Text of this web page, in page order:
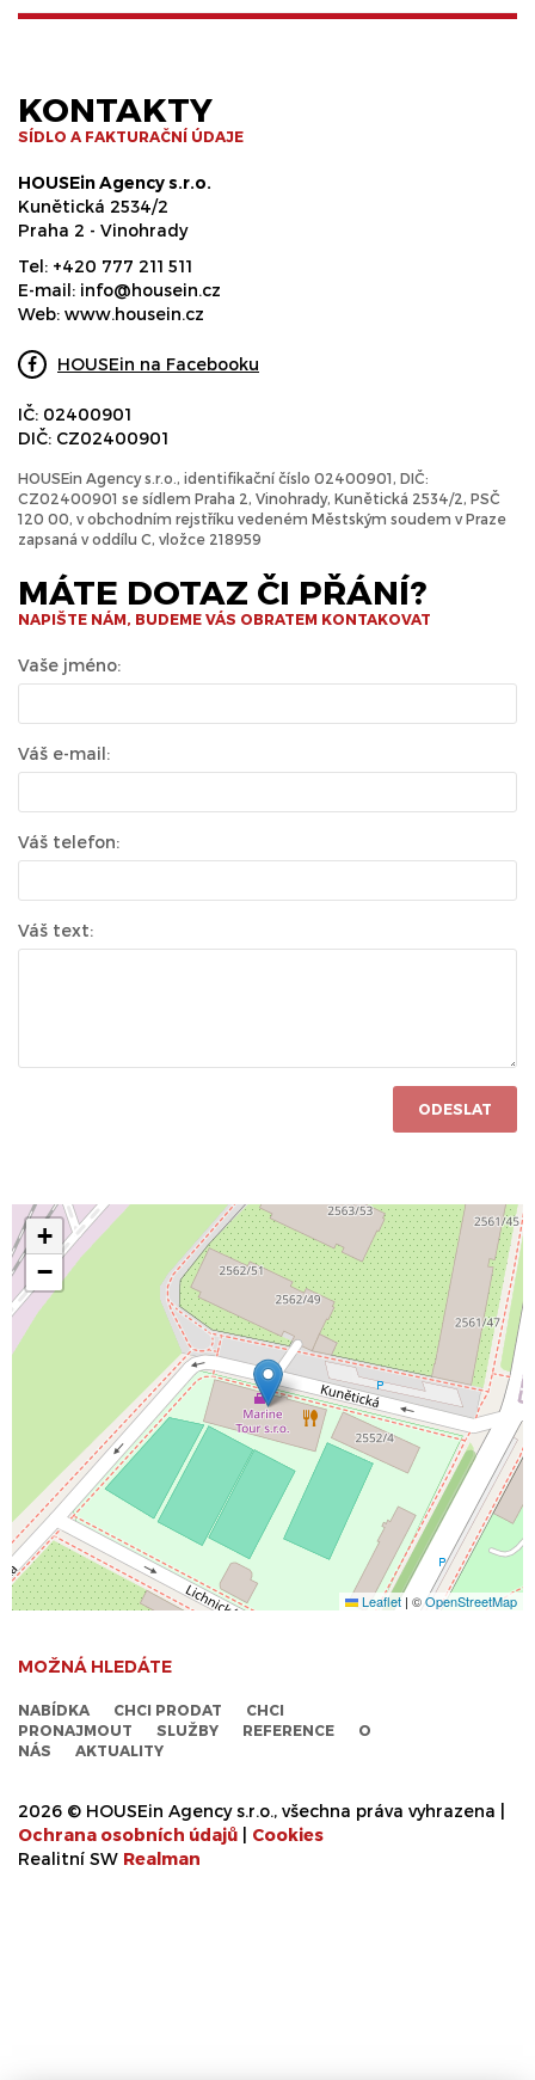
KONTAKTY
SÍDLO A FAKTURAČNÍ ÚDAJE
HOUSEin Agency s.r.o.
Kunětická 2534/2
Praha 2 - Vinohrady
Tel: +420 777 211 511
E-mail: info@housein.cz
Web: www.housein.cz
HOUSEin na Facebooku
IČ: 02400901
DIČ: CZ02400901
HOUSEin Agency s.r.o., identifikační číslo 02400901, DIČ:
CZ02400901 se sídlem Praha 2, Vinohrady, Kunětická 2534/2, PSČ
120 00, v obchodním rejstříku vedeném Městským soudem v Praze
zapsaná v oddílu C, vložce 218959
MÁTE DOTAZ ČI PŘÁNÍ?
NAPIŠTE NÁM, BUDEME VÁS OBRATEM KONTAKOVAT
Vaše jméno:
Váš e-mail:
Váš telefon:
Váš text:
ODESLAT
+
−
Leaflet | ©OpenStreetMap
MOŽNÁ HLEDÁTE
NABÍDKA CHCI PRODAT
CHCI
PRONAJMOUT
SLUŽBY REFERENCE
O
NÁS
AKTUALITY
2026 © HOUSEin Agency s.r.o., všechna práva vyhrazena |
Ochrana osobních údajů
Cookies
Realitní SW Realman